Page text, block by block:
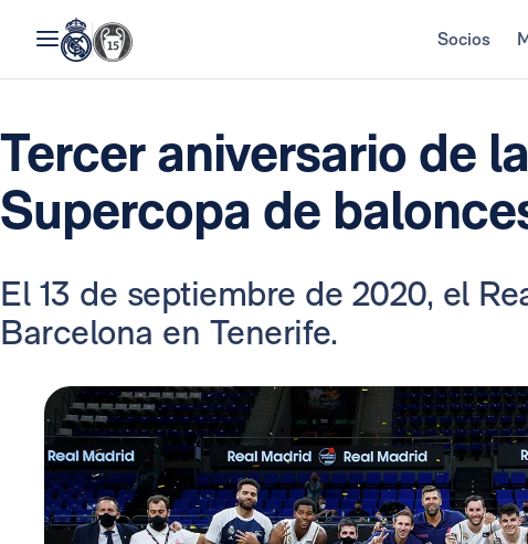
Socios
Tercer aniversario de
Supercopa de
El 13 de septiembre de 2020, el
Barcelona en Tenerife.